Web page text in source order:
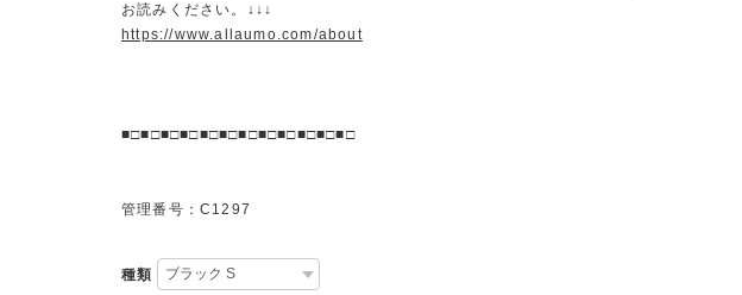
お読みください。↓↓↓
https://www.allaumo.com/about
■□■□■□■□■□■□■□■□■□■□■□■□
管理番号：C1297
種類